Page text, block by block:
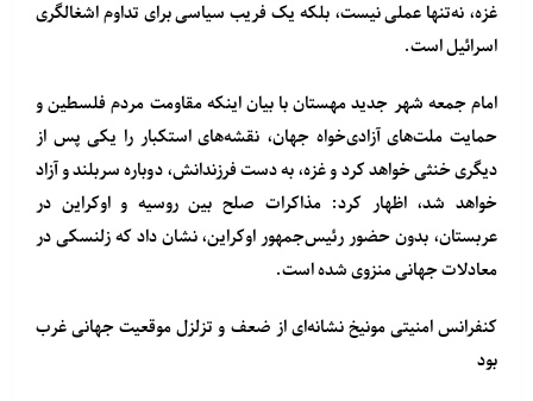
غزه، نه‌تنها عملی نیست، بلکه یک فریب سیاسی برای تداوم اشغالگری
اسرائیل است.
امام جمعه شهر جدید مهستان با بیان اینکه مقاومت مردم فلسطین و
حمایت ملت‌های آزادی‌خواه جهان، نقشه‌های استکبار را یکی پس از
دیگری خنثی خواهد کرد و غزه، به دست فرزندانش، دوباره سربلند و آزاد
خواهد شد، اظهار کرد: مذاکرات صلح بین روسیه و اوکراین در
عربستان، بدون حضور رئیس‌جمهور اوکراین، نشان داد که زلنسکی در
معادلات جهانی منزوی شده است.
کنفرانس امنیتی مونیخ نشانه‌ای از ضعف و تزلزل موقعیت جهانی غرب
بود